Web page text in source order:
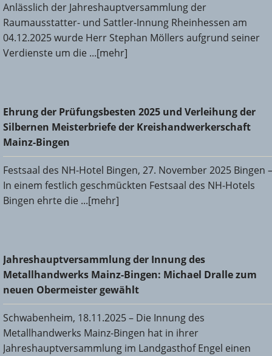
Anlässlich der Jahreshauptversammlung der
Raumausstatter- und Sattler-Innung Rheinhessen am
04.12.2025 wurde Herr Stephan Möllers aufgrund seiner
Verdienste um die ...[mehr]
Ehrung der Prüfungsbesten 2025 und Verleihung der
Silbernen Meisterbriefe der Kreishandwerkerschaft Mainz-
Bingen
Ehrung der Prüfungsbesten 2025 und Verleihung der
Silbernen Meisterbriefe der Kreishandwerkerschaft
Mainz-Bingen
Festsaal des NH-Hotel Bingen, 27. November 2025 Bingen –
In einem festlich geschmückten Festsaal des NH-Hotels
Bingen ehrte die ...[mehr]
Jahreshauptversammlung der Innung des
Metallhandwerks Mainz-Bingen: Michael Dralle zum neuen
Obermeister gewählt
Jahreshauptversammlung der Innung des
Metallhandwerks Mainz-Bingen: Michael Dralle zum
neuen Obermeister gewählt
Schwabenheim, 18.11.2025 – Die Innung des
Metallhandwerks Mainz-Bingen hat in ihrer
Jahreshauptversammlung im Landgasthof Engel einen